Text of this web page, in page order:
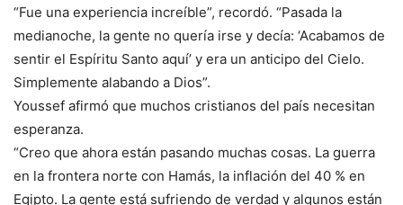
“Fue una experiencia increíble”, recordó. “Pasada la
medianoche, la gente no quería irse y decía: ‘Acabamos de
sentir el Espíritu Santo aquí’ y era un anticipo del Cielo.
Simplemente alabando a Dios”.
Youssef afirmó que muchos cristianos del país necesitan
esperanza.
“Creo que ahora están pasando muchas cosas. La guerra
en la frontera norte con Hamás, la inflación del 40 % en
Egipto. La gente está sufriendo de verdad y algunos están